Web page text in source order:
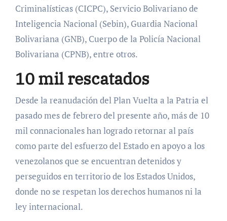
Criminalísticas (CICPC), Servicio Bolivariano de
Inteligencia Nacional (Sebin), Guardia Nacional
Bolivariana (GNB), Cuerpo de la Policía Nacional
Bolivariana (CPNB), entre otros.
10 mil rescatados
Desde la reanudación del Plan Vuelta a la Patria el
pasado mes de febrero del presente año, más de 10
mil connacionales han logrado retornar al país
como parte del esfuerzo del Estado en apoyo a los
venezolanos que se encuentran detenidos y
perseguidos en territorio de los Estados Unidos,
donde no se respetan los derechos humanos ni la
ley internacional.